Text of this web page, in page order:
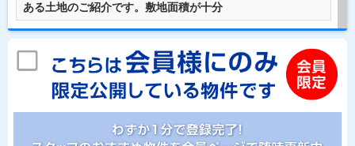
ある土地のご紹介です。敷地面積が十分